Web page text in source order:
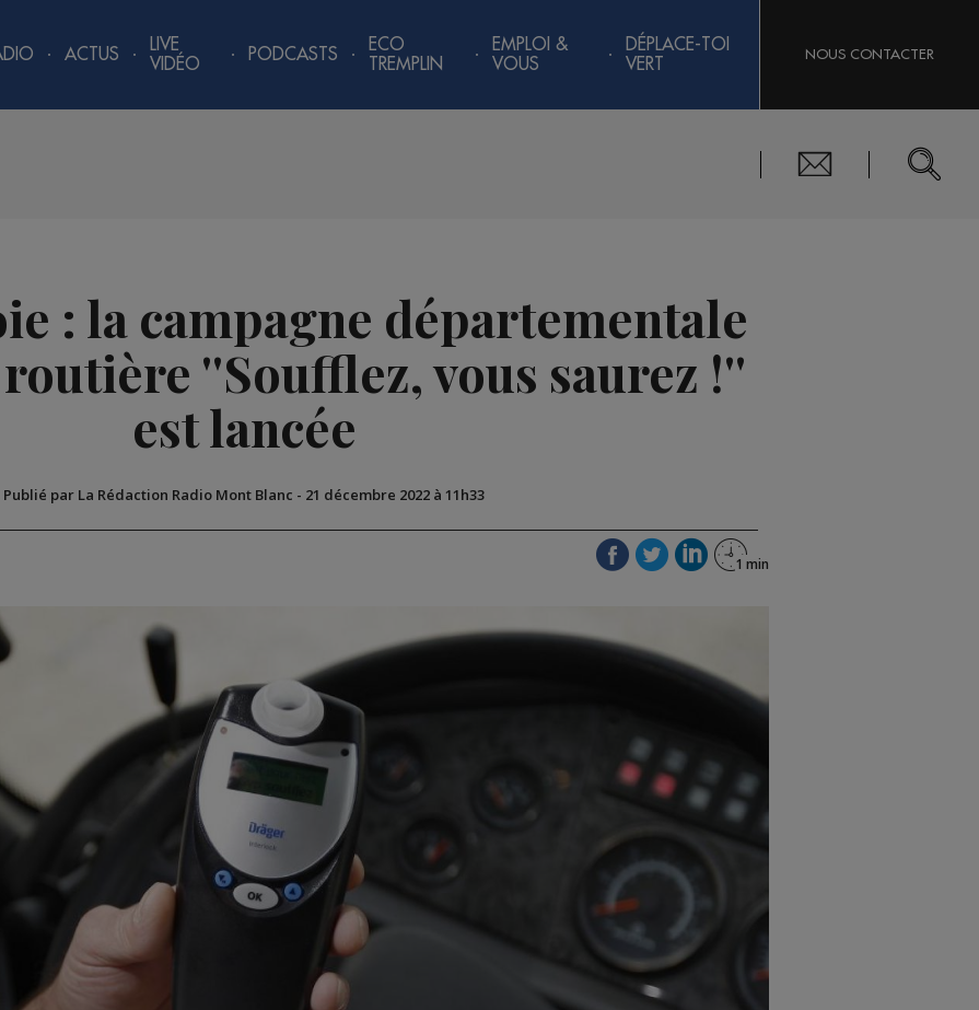
ACTUS
LIVE
VIDÉO
PODCASTS
ECO
TREMPLIN
EMPLOI &
VOUS
DÉPLACE-TOI
VERT
NOUS CONTACTER
: la campagne départementale
''Soufflez, vous saurez !''
est lancée
Publié par La Rédaction Radio Mont Blanc - 21 décembre 2022 à 11h33